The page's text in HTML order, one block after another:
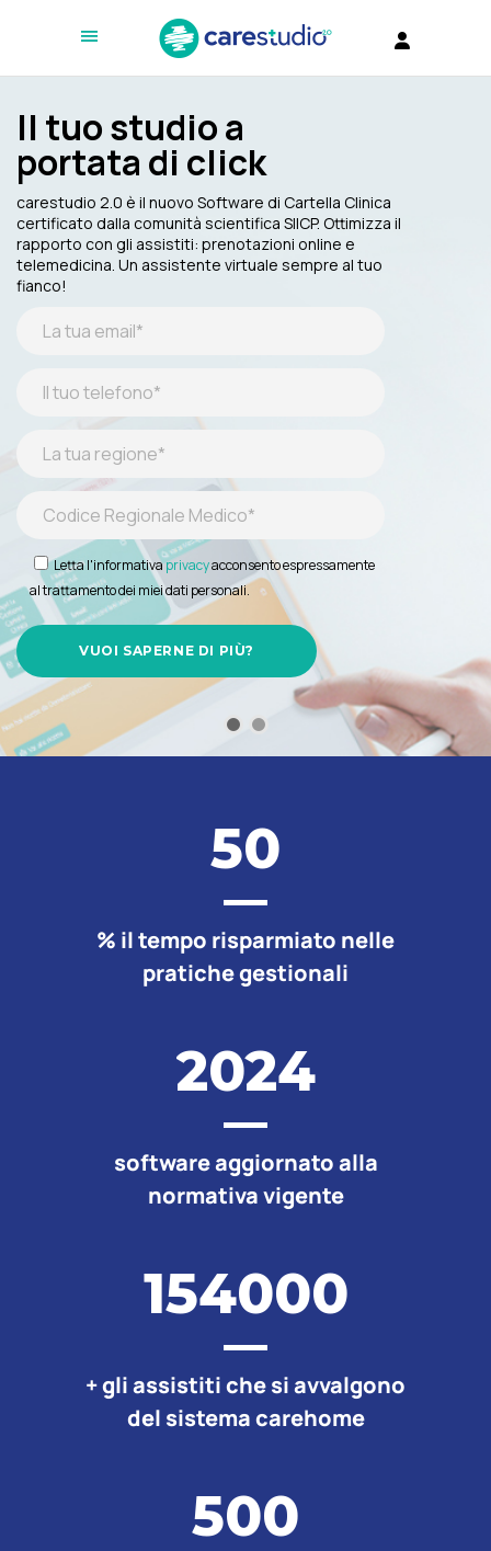
Il tuo studio a
portata di click
carestudio 2.0 è il nuovo Software di Cartella Clinica
certificato dalla comunità scientifica SIICP. Ottimizza il
rapporto con gli assistiti: prenotazioni online e
telemedicina. Un assistente virtuale sempre al tuo
fianco!
Letta l'informativaprivacyacconsento espressamente
al trattamento dei miei dati personali.
50
% il tempo risparmiato nelle
pratiche gestionali
2024
software aggiornato alla
normativa vigente
154000
+ gli assistiti che si avvalgono
del sistema carehome
500